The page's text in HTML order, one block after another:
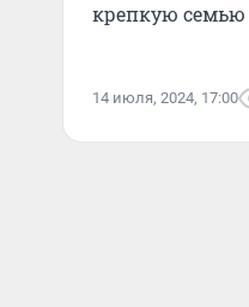
крепкую семью
14 июля, 2024, 17:00